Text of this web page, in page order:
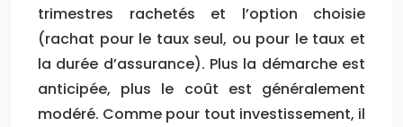
trimestres rachetés et l’option choisie
(rachat pour le taux seul, ou pour le taux et
la durée d’assurance). Plus la démarche est
anticipée, plus le coût est généralement
modéré. Comme pour tout investissement, il